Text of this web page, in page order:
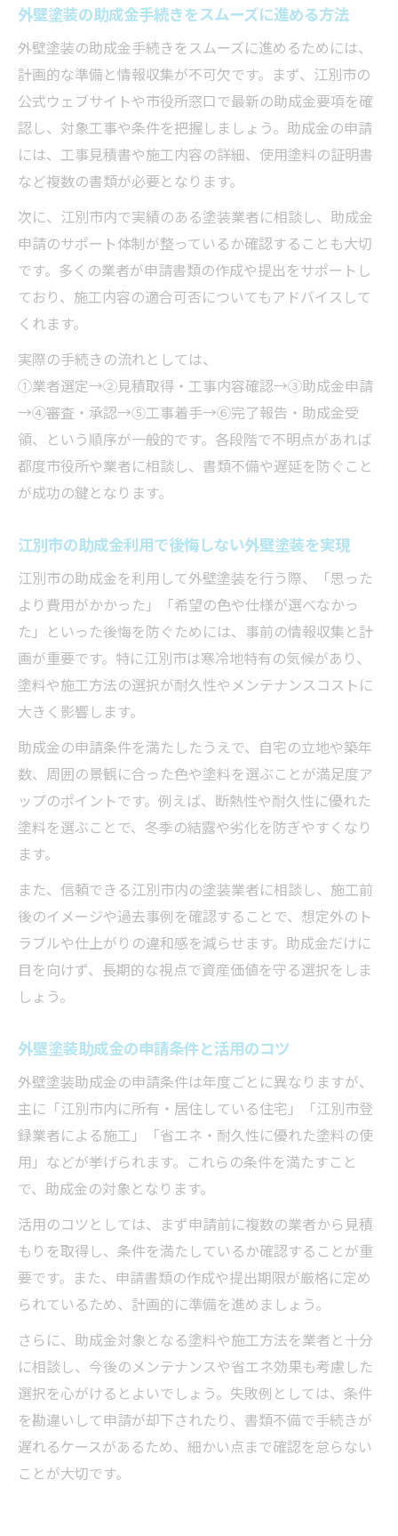
外壁塗装の助成金手続きをスムーズに進める方法
外壁塗装の助成金手続きをスムーズに進めるためには、
計画的な準備と情報収集が不可欠です。まず、江別市の
公式ウェブサイトや市役所窓口で最新の助成金要項を確
認し、対象工事や条件を把握しましょう。助成金の申請
には、工事見積書や施工内容の詳細、使用塗料の証明書
など複数の書類が必要となります。
次に、江別市内で実績のある塗装業者に相談し、助成金
申請のサポート体制が整っているか確認することも大切
です。多くの業者が申請書類の作成や提出をサポートし
ており、施工内容の適合可否についてもアドバイスして
くれます。
実際の手続きの流れとしては、
①業者選定→②見積取得・工事内容確認→③助成金申請
→④審査・承認→⑤工事着手→⑥完了報告・助成金受
領、という順序が一般的です。各段階で不明点があれば
都度市役所や業者に相談し、書類不備や遅延を防ぐこと
が成功の鍵となります。
江別市の助成金利用で後悔しない外壁塗装を実現
江別市の助成金を利用して外壁塗装を行う際、「思った
より費用がかかった」「希望の色や仕様が選べなかっ
た」といった後悔を防ぐためには、事前の情報収集と計
画が重要です。特に江別市は寒冷地特有の気候があり、
塗料や施工方法の選択が耐久性やメンテナンスコストに
大きく影響します。
助成金の申請条件を満たしたうえで、自宅の立地や築年
数、周囲の景観に合った色や塗料を選ぶことが満足度ア
ップのポイントです。例えば、断熱性や耐久性に優れた
塗料を選ぶことで、冬季の結露や劣化を防ぎやすくなり
ます。
また、信頼できる江別市内の塗装業者に相談し、施工前
後のイメージや過去事例を確認することで、想定外のト
ラブルや仕上がりの違和感を減らせます。助成金だけに
目を向けず、長期的な視点で資産価値を守る選択をしま
しょう。
外壁塗装助成金の申請条件と活用のコツ
外壁塗装助成金の申請条件は年度ごとに異なりますが、
主に「江別市内に所有・居住している住宅」「江別市登
録業者による施工」「省エネ・耐久性に優れた塗料の使
用」などが挙げられます。これらの条件を満たすこと
で、助成金の対象となります。
活用のコツとしては、まず申請前に複数の業者から見積
もりを取得し、条件を満たしているか確認することが重
要です。また、申請書類の作成や提出期限が厳格に定め
られているため、計画的に準備を進めましょう。
さらに、助成金対象となる塗料や施工方法を業者と十分
に相談し、今後のメンテナンスや省エネ効果も考慮した
選択を心がけるとよいでしょう。失敗例としては、条件
を勘違いして申請が却下されたり、書類不備で手続きが
遅れるケースがあるため、細かい点まで確認を怠らない
ことが大切です。